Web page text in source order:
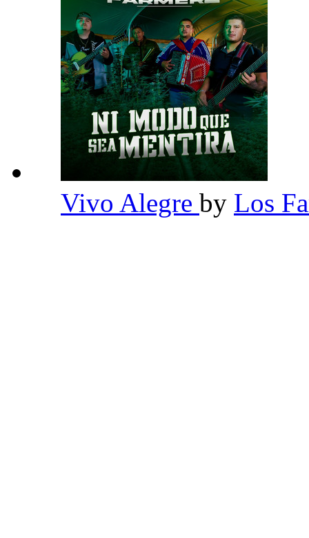
Vivo Alegre by Los